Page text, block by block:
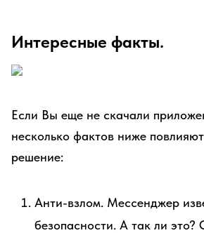
Интересные факты.
Если Вы еще не скачали
несколько фактов ниже
решение:
Анти-взлом. Мессенджер
безопасности. А так ли это?